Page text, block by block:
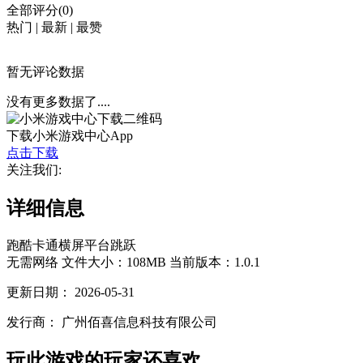
全部评分(0)
热门 | 最新 | 最赞
暂无评论数据
没有更多数据了....
下载小米游戏中心App
点击下载
关注我们:
详细信息
跑酷卡通横屏平台跳跃
无需网络 文件大小：108MB 当前版本：1.0.1
更新日期： 2026-05-31
发行商： 广州佰喜信息科技有限公司